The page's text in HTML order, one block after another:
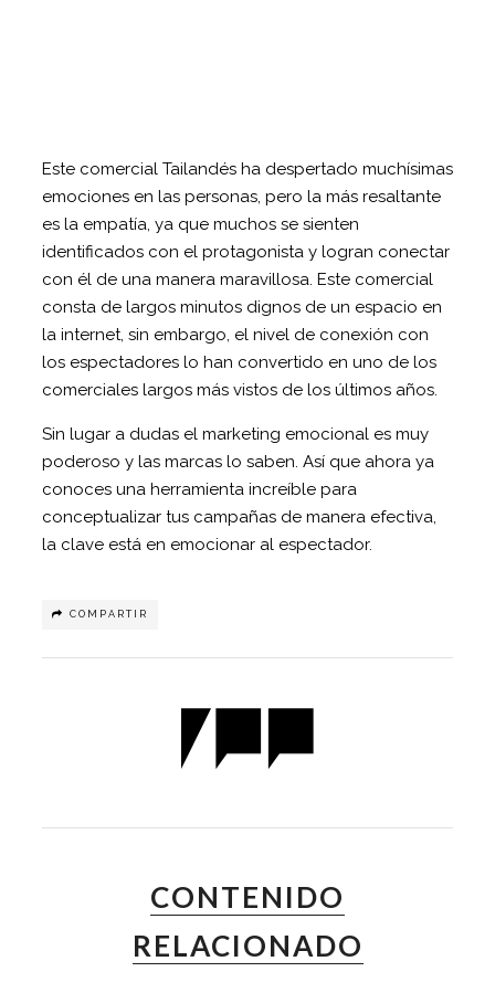
Este comercial Tailandés ha despertado muchísimas
emociones en las personas, pero la más resaltante
es la empatía, ya que muchos se sienten
identificados con el protagonista y logran conectar
con él de una manera maravillosa. Este comercial
consta de largos minutos dignos de un espacio en
la internet, sin embargo, el nivel de conexión con
los espectadores lo han convertido en uno de los
comerciales largos más vistos de los últimos años.
Sin lugar a dudas el marketing emocional es muy
poderoso y las marcas lo saben. Así que ahora ya
conoces una herramienta increíble para
conceptualizar tus campañas de manera efectiva,
la clave está en emocionar al espectador.
COMPARTIR
CONTENIDO
RELACIONADO